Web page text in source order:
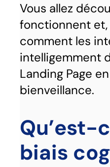
Vous allez
fonctionnent
comment les
intelligemment
Landing Page
bienveillance.
Qu’est-
biais